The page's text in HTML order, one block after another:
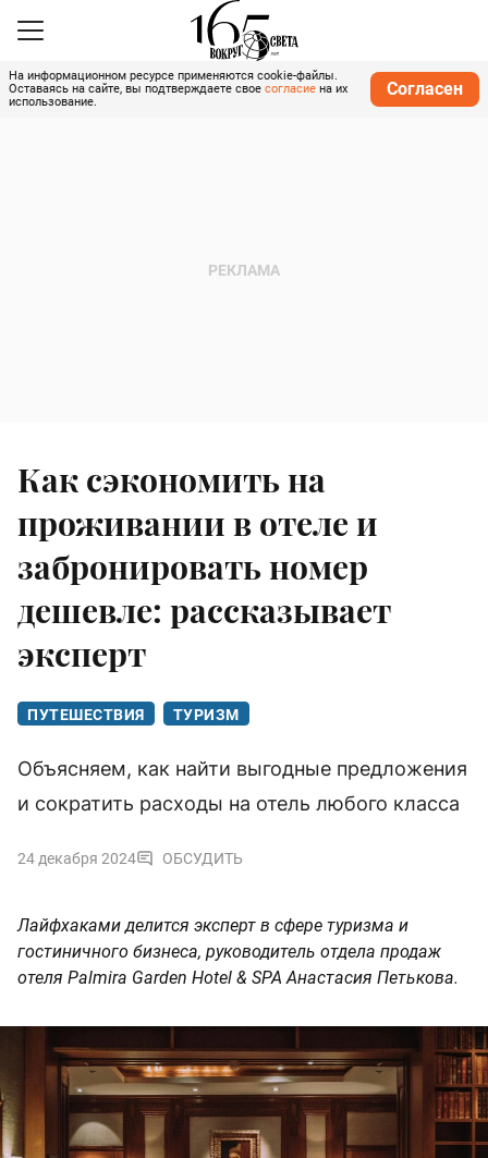
На информационном ресурсе применяются cookie-файлы.
Оставаясь на сайте, вы подтверждаете свое согласие на их
использование.
Согласен
Как сэкономить на
проживании в отеле и
забронировать номер
дешевле: рассказывает
эксперт
ПУТЕШЕСТВИЯ ТУРИЗМ
Объясняем, как найти выгодные предложения
и сократить расходы на отель любого класса
24 декабря 2024 ОБСУДИТЬ
Лайфхаками делится эксперт в сфере туризма и
гостиничного бизнеса, руководитель отдела продаж
отеля Palmira Garden Hotel & SPA Анастасия Петькова.